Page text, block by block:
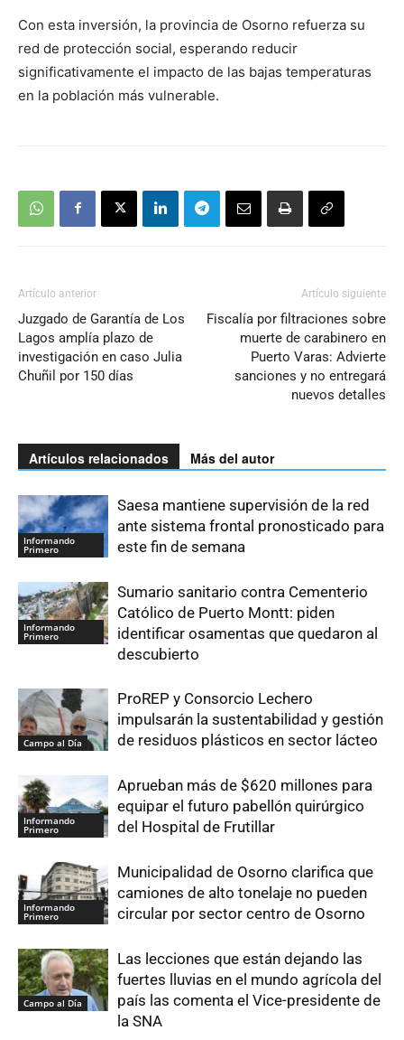
Con esta inversión, la provincia de Osorno refuerza su
red de protección social, esperando reducir
significativamente el impacto de las bajas temperaturas
en la población más vulnerable.
Artículo anterior
Juzgado de Garantía de Los
Lagos amplía plazo de
investigación en caso Julia
Chuñil por 150 días
Artículo siguiente
Fiscalía por filtraciones sobre
muerte de carabinero en
Puerto Varas: Advierte
sanciones y no entregará
nuevos detalles
Artículos relacionados Más del autor
Informando
Primero
Saesa mantiene supervisión de la red
ante sistema frontal pronosticado para
este fin de semana
Informando
Primero
Sumario sanitario contra Cementerio
Católico de Puerto Montt: piden
identificar osamentas que quedaron al
descubierto
Campo al Día
ProREP y Consorcio Lechero
impulsarán la sustentabilidad y gestión
de residuos plásticos en sector lácteo
Informando
Primero
Aprueban más de $620 millones para
equipar el futuro pabellón quirúrgico
del Hospital de Frutillar
Informando
Primero
Municipalidad de Osorno clarifica que
camiones de alto tonelaje no pueden
circular por sector centro de Osorno
Campo al Día
Las lecciones que están dejando las
fuertes lluvias en el mundo agrícola del
país las comenta el Vice-presidente de
la SNA